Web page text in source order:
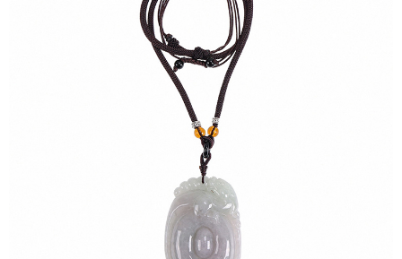
資料（包含姓名、電話或地址）提供予台灣大哥大進項蒐集、處理及利用，
由本公司與您本人進行分期帳單所需資料之確認、核對及更正。
3.完整用戶服務條款，請詳閱以下連結：
https://oppay.tw/userRule